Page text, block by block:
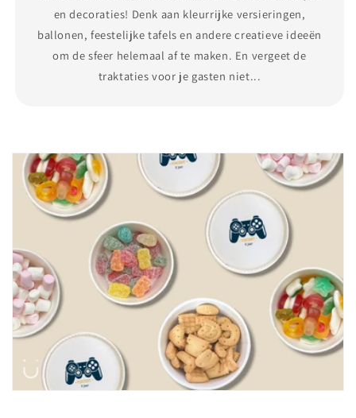
en decoraties! Denk aan kleurrijke versieringen,
ballonen, feestelijke tafels en andere creatieve ideeën
om de sfeer helemaal af te maken. En vergeet de
traktaties voor je gasten niet...